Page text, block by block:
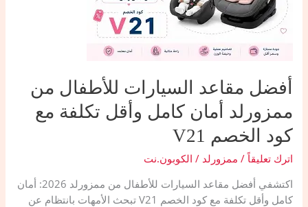
أفضل مقاعد السيارات للأطفال من
ممزورلد أمان كامل وأقل تكلفة مع
كود الخصم V21
اترك تعليقاً / ممزورلد / الكوبون.نت
اكتشفي أفضل مقاعد السيارات للأطفال من ممزورلد 2026: أمان
كامل وأقل تكلفة مع كود الخصم V21 تبحث الأمهات بانتظام عن